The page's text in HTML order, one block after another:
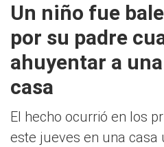
Un niño fue
por su padre
ahuyentar a
casa
El hecho ocurrió en los
este jueves en una casa